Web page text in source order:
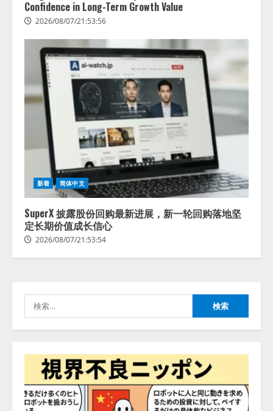
Confidence in Long-Term Growth Value
2026/08/07/21:53:56
新着 简体中文
SuperX 披露股份回购最新进展，新一轮回购落地坚
定长期价值成长信心
2026/08/07/21:53:54
索:
2
lmessage、MCP接続機能を強化
し、AIから設定操作できる機能を
拡充
【2026年企業のAI導入・活用に関
業の68.0％が、自社でのAI導入・
活用は「上手くいっている」と回
答
2026/08/07/13:53:50
4
ナレッジワーク、AIエンジニア油
スAIエージェントOS」「営業領域
の業界特化LLM」の開発とAI研究
開発をリード
2026/08/07/10:54:31